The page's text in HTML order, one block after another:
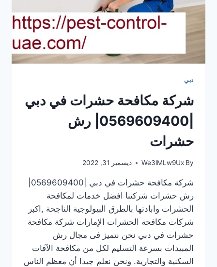
دبي
شركة مكافحة حشرات في دبي
|0569609400| رش
حشرات
By
We3lMLw9Ux ديسمبر 31, 2022
رش حشرات شركتنا افضل خدمات لمكافحة
الحشرات وابادتها بالطرق البيولوجية الناجحة ,اكبر
شركات مكافحة الحشرات الإمارات شركة مكافحة
حشرات في دبي نحن نتميز فى مجال رش
المبيدات بسرعة التسليم لكل من مكافحة الآفات
السكنية والتجارية. ونحن نعلم جيدا أن معظم الناس